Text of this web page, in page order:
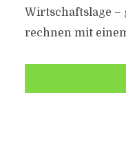
Wirtschaftslage –
rechnen mit